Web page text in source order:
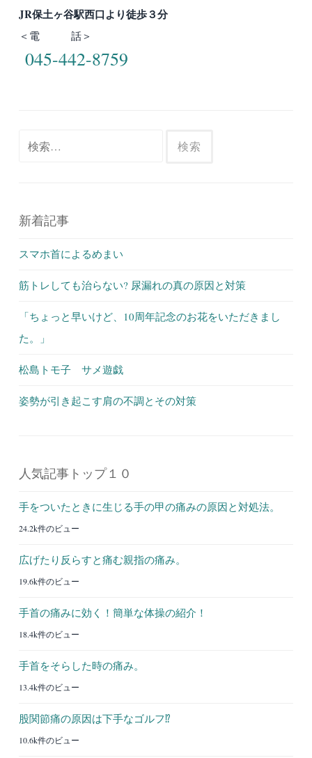
JR保土ヶ谷駅西口より徒歩３分
＜電 話＞
045-442-8759
新着記事
スマホ首によるめまい
筋トレしても治らない? 尿漏れの真の原因と対策
「ちょっと早いけど、10周年記念のお花をいただきまし
た。」
松島トモ子 サメ遊戯
姿勢が引き起こす肩の不調とその対策
人気記事トップ１０
手をついたときに生じる手の甲の痛みの原因と対処法。
24.2k件のビュー
広げたり反らすと痛む親指の痛み。
19.6k件のビュー
手首の痛みに効く！簡単な体操の紹介！
18.4k件のビュー
手首をそらした時の痛み。
13.4k件のビュー
股関節痛の原因は下手なゴルフ⁉︎
10.6k件のビュー